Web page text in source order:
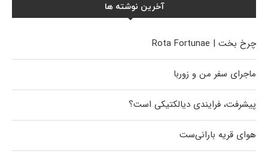
آخرین نوشته ها
چرخ بخت | Rota Fortunae
ماجرای سفر من و زوربا
پیشرفت، فرایندی دیالکتیکی است؟
هوای قریه بارانی‌ست